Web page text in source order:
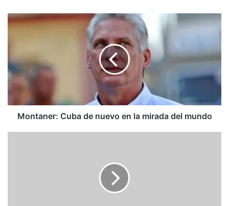
Montaner:
Cuba
en
la
mirada
mundo
Montaner: Cuba de nuevo en la mirada del mundo